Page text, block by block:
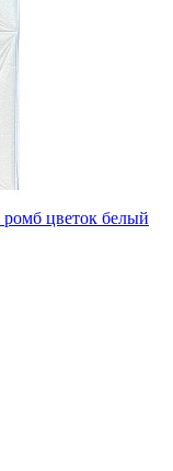
цветок белый